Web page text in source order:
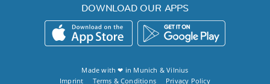
DOWNLOAD OUR APPS
Made with ❤ in Munich &Vilnius
Imprint
Terms & Conditions Privacy Policy